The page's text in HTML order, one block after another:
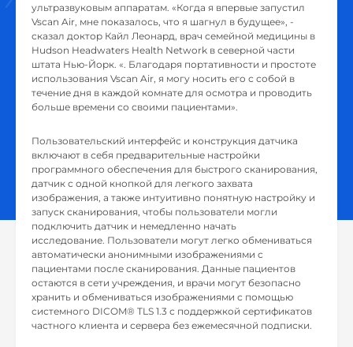
ультразвуковым аппаратам. «Когда я впервые запустил
Vscan Air, мне показалось, что я шагнул в будущее», -
сказал доктор Кайл Леонард, врач семейной медицины в
Hudson Headwaters Health Network в северной части
штата Нью-Йорк. «. Благодаря портативности и простоте
использования Vscan Air, я могу носить его с собой в
течение дня в каждой комнате для осмотра и проводить
больше времени со своими пациентами».
Пользовательский интерфейс и конструкция датчика
включают в себя предварительные настройки
программного обеспечения для быстрого сканирования,
датчик с одной кнопкой для легкого захвата
изображения, а также интуитивно понятную настройку и
запуск сканирования, чтобы пользователи могли
подключить датчик и немедленно начать
исследование. Пользователи могут легко обмениваться
автоматически анонимными изображениями с
пациентами после сканирования. Данные пациентов
остаются в сети учреждения, и врачи могут безопасно
хранить и обмениваться изображениями с помощью
системного DICOM® TLS 1.3 с поддержкой сертификатов
частного клиента и сервера без ежемесячной подписки.